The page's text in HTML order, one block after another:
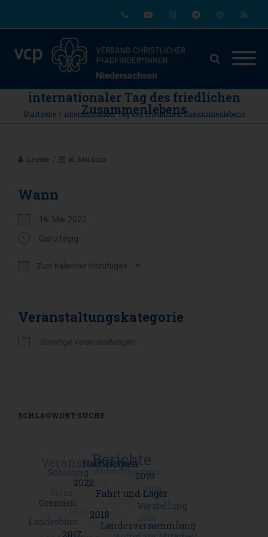
internationaler Tag des friedlichen
Zusammenlebens
Startseite | internationaler Tag des friedlichen Zusammenlebens
Leonie 16. Mai 2022
Wann
16. Mai 2022
Ganztägig
Zum Kalender hinzufügen
Veranstaltungskategorie
Sonstige Veranstaltungen
SCHLAGWORT-SUCHE